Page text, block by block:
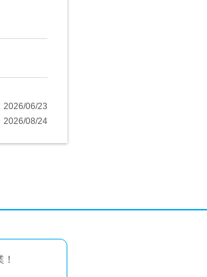
2026/06/23
2026/08/24